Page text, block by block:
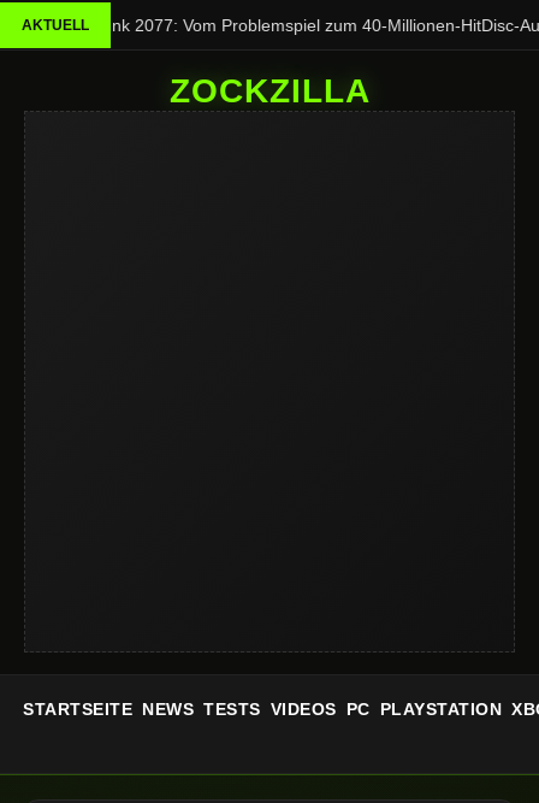
AKTUELL
Cyberpunk 2077: Vom Problemspiel zum 40-Millionen-HitDisc-
ZOCKZILLA
STARTSEITE NEWS TESTS VIDEOS PC PLAYSTATION